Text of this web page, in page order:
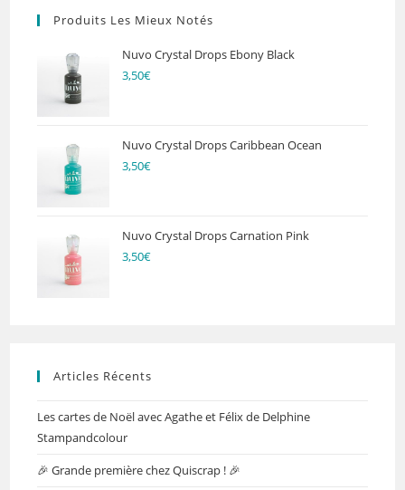
Produits Les Mieux Notés
Nuvo Crystal Drops Ebony Black
3,50€
Nuvo Crystal Drops Caribbean Ocean
3,50€
Nuvo Crystal Drops Carnation Pink
3,50€
Articles Récents
Les cartes de Noël avec Agathe et Félix de Delphine
Stampandcolour
🎉 Grande première chez Quiscrap ! 🎉